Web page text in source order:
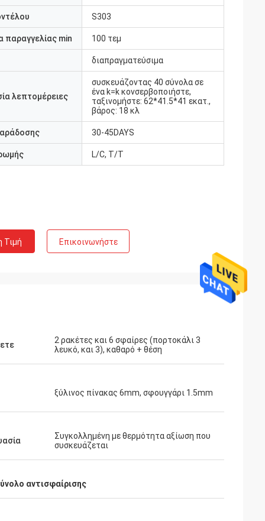
S303
παραγγελίας min 100 τεμ
διαπραγματεύσιμα
λεπτομέρειες
συσκευάζοντας 40 σύνολα σε
ένα k=k κονσερβοποιήστε,
ταξινομήστε: 62*41.5*41 εκατ.,
βάρος: 18 κλ
30-45DAYS
L/C, T/T
Τιμή Επικοινωνήστε
2 ρακέτες και 6 σφαίρες (πορτοκάλι 3
λευκό, και 3), καθαρό + θέση
ξύλινος πίνακας 6mm, σφουγγάρι 1.5mm
Συγκολλημένη με θερμότητα αξίωση που
συσκευάζεται
αντισφαίρισης